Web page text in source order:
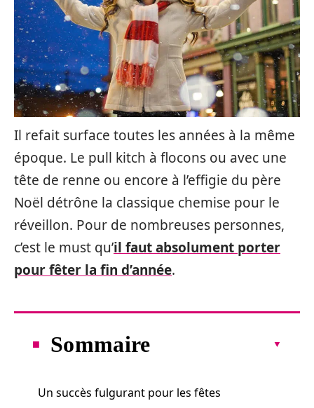
Il refait surface toutes les années à la même
époque. Le pull kitch à flocons ou avec une
tête de renne ou encore à l’effigie du père
Noël détrône la classique chemise pour le
réveillon. Pour de nombreuses personnes,
c’est le must qu’il faut absolument porter
pour fêter la fin d’année.
Sommaire
Un succès fulgurant pour les fêtes